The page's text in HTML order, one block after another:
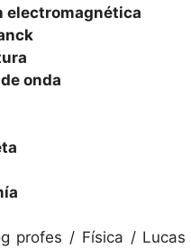
electromagnética
onda
profes / Física /